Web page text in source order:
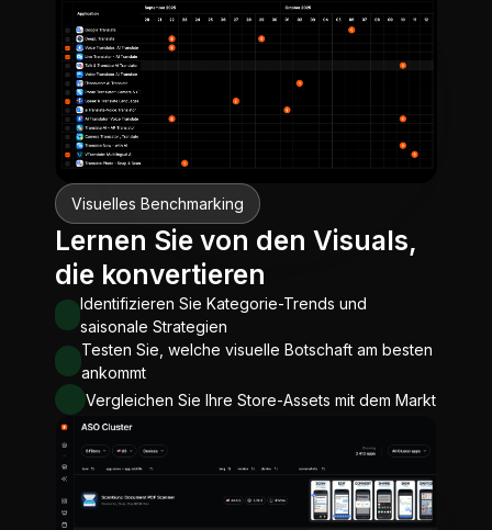
Visuelles Benchmarking
Lernen Sie von den Visuals,
die konvertieren
Identifizieren Sie Kategorie-Trends und
saisonale Strategien
Testen Sie, welche visuelle Botschaft am besten
ankommt
Vergleichen Sie Ihre Store-Assets mit dem Markt